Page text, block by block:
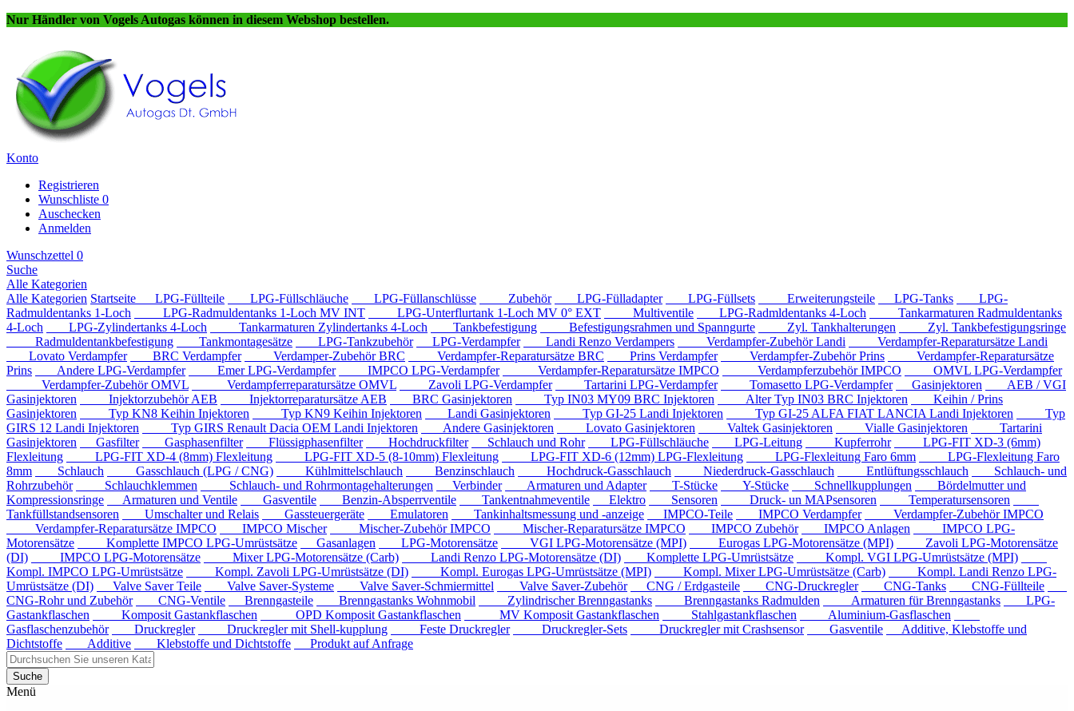
Nur Händler von Vogels Autogas können in diesem Webshop bestellen.
Konto
Registrieren
Wunschliste 0
Auschecken
Anmelden
Wunschzettel 0
Suche
Alle Kategorien
Alle Kategorien Startseite LPG-Füllteile LPG-Füllschläuche LPG-Füllanschlüsse Zubehör LPG-Fülladapter LPG-Füllsets Erweiterungsteile LPG-Tanks
LPG-
Radmuldentanks 1-Loch
LPG-Radmuldentanks 1-Loch MV INT LPG-Unterflurtank 1-Loch MV 0° EXT Multiventile LPG-Radmldentanks 4-Loch
Tankarmaturen Radmuldentanks
4-Loch
LPG-Zylindertanks 4-Loch Tankarmaturen Zylindertanks 4-Loch Tankbefestigung Befestigungsrahmen und Spanngurte Zyl. Tankhalterungen
Zyl. Tankbefestigungsringe
Radmuldentankbefestigung
Tankmontagesätze LPG-Tankzubehör LPG-Verdampfer Landi Renzo Verdampers Verdampfer-Zubehör Landi
Verdampfer-Reparatursätze Landi
Lovato Verdampfer
BRC Verdampfer Verdamper-Zubehör BRC Verdampfer-Reparatursätze BRC Prins Verdampfer Verdampfer-Zubehör Prins
Verdampfer-Reparatursätze
Prins
Andere LPG-Verdampfer Emer LPG-Verdampfer IMPCO LPG-Verdampfer Verdampfer-Reparatursätze IMPCO Verdampferzubehör IMPCO
OMVL LPG-Verdampfer
Verdampfer-Zubehör OMVL
Verdampferreparatursätze OMVL Zavoli LPG-Verdampfer Tartarini LPG-Verdampfer Tomasetto LPG-Verdampfer Gasinjektoren
AEB / VGI
Gasinjektoren
Injektorzubehör AEB Injektorreparatursätze AEB BRC Gasinjektoren Typ IN03 MY09 BRC Injektoren Alter Typ IN03 BRC Injektoren
Keihin / Prins
Gasinjektoren
Typ KN8 Keihin Injektoren Typ KN9 Keihin Injektoren Landi Gasinjektoren Typ GI-25 Landi Injektoren Typ GI-25 ALFA FIAT LANCIA Landi Injektoren
Typ
GIRS 12 Landi Injektoren
Typ GIRS Renault Dacia OEM Landi Injektoren Andere Gasinjektoren Lovato Gasinjektoren Valtek Gasinjektoren Vialle Gasinjektoren
Tartarini
Gasinjektoren
Gasfilter Gasphasenfilter Flüssigphasenfilter Hochdruckfilter Schlauch und Rohr LPG-Füllschläuche LPG-Leitung Kupferrohr
LPG-FIT XD-3 (6mm)
Flexleitung
LPG-FIT XD-4 (8mm) Flexleitung LPG-FIT XD-5 (8-10mm) Flexleitung LPG-FIT XD-6 (12mm) LPG-Flexleitung LPG-Flexleitung Faro 6mm
LPG-Flexleitung Faro
8mm
Schlauch Gasschlauch (LPG / CNG) Kühlmittelschlauch Benzinschlauch Hochdruck-Gasschlauch Niederdruck-Gasschlauch Entlüftungsschlauch
Schlauch- und
Rohrzubehör
Schlauchklemmen Schlauch- und Rohrmontagehalterungen Verbinder Armaturen und Adapter T-Stücke Y-Stücke Schnellkupplungen
Bördelmutter und
Kompressionsringe
Armaturen und Ventile Gasventile Benzin-Absperrventile Tankentnahmeventile Elektro Sensoren Druck- un MAPsensoren
Temperatursensoren
Tankfüllstandsensoren
Umschalter und Relais Gassteuergeräte Emulatoren Tankinhaltsmessung und -anzeige IMPCO-Teile IMPCO Verdampfer
Verdampfer-Zubehör IMPCO
Verdampfer-Reparatursätze IMPCO
IMPCO Mischer Mischer-Zubehör IMPCO Mischer-Reparatursätze IMPCO IMPCO Zubehör IMPCO Anlagen
IMPCO LPG-
Motorensätze
Komplette IMPCO LPG-Umrüstsätze Gasanlagen LPG-Motorensätze VGI LPG-Motorensätze (MPI) Eurogas LPG-Motorensätze (MPI)
Zavoli LPG-Motorensätze
(DI)
IMPCO LPG-Motorensätze Mixer LPG-Motorensätze (Carb) Landi Renzo LPG-Motorensätze (DI) Komplette LPG-Umrüstsätze
Kompl. VGI LPG-Umrüstsätze (MPI)
Kompl. IMPCO LPG-Umrüstsätze
Kompl. Zavoli LPG-Umrüstsätze (DI) Kompl. Eurogas LPG-Umrüstsätze (MPI) Kompl. Mixer LPG-Umrüstsätze (Carb)
Kompl. Landi Renzo LPG-
Umrüstsätze (DI)
Valve Saver Teile Valve Saver-Systeme Valve Saver-Schmiermittel Valve Saver-Zubehör CNG / Erdgasteile CNG-Druckregler CNG-Tanks
CNG-Füllteile
CNG-Rohr und Zubehör
CNG-Ventile Brenngasteile Brenngastanks Wohnmobil Zylindrischer Brenngastanks Brenngastanks Radmulden Armaturen für Brenngastanks
LPG-
Gastankflaschen
Komposit Gastankflaschen OPD Komposit Gastankflaschen MV Komposit Gastankflaschen Stahlgastankflaschen
Aluminium-Gasflaschen
Gasflaschenzubehör
Druckregler Druckregler mit Shell-kupplung Feste Druckregler Druckregler-Sets Druckregler mit Crashsensor Gasventile
Additive, Klebstoffe und
Dichtstoffe
Additive Klebstoffe und Dichtstoffe Produkt auf Anfrage
Suche
Menü